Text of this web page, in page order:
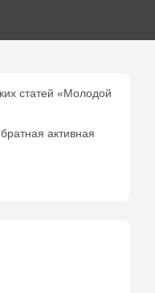
статей «Молодой
активная